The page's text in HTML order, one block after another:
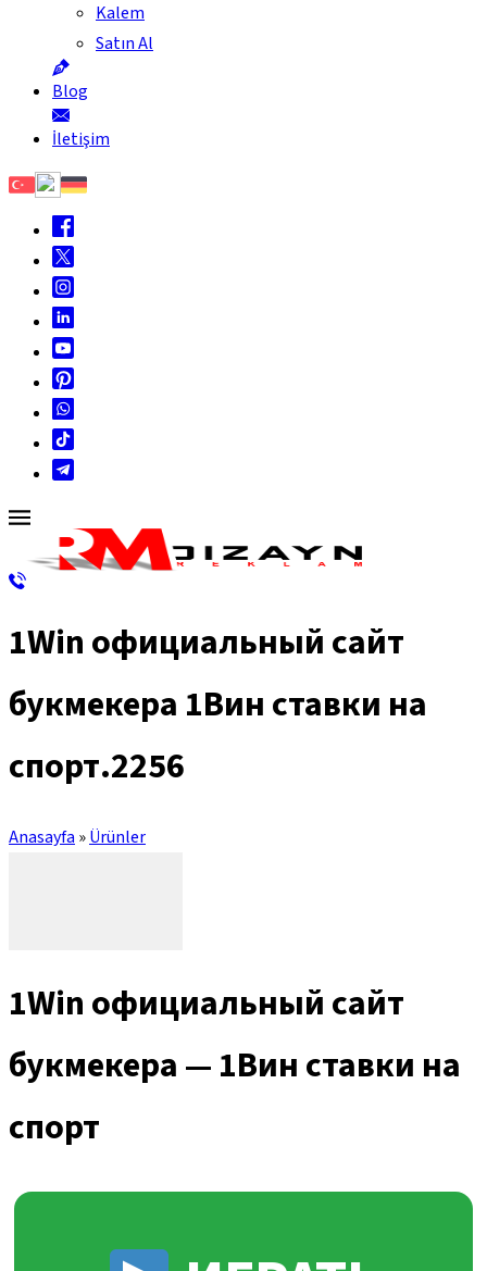
Kalem
Satın Al
Blog
İletişim
1Win официальный сайт
букмекера 1Вин ставки на
спорт.2256
Anasayfa »Ürünler
1Win официальный сайт
букмекера — 1Вин ставки на
спорт